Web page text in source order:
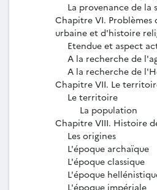
La provenance de la
Chapitre VI. Problèmes
urbaine et d'histoire
Etendue et aspect
A la recherche de
A la recherche de
Chapitre VII. Le
Le territoire
La population
Chapitre VIII. Histoire
Les origines
L'époque archaïque
L'époque classique
L'époque
L'époque impériale